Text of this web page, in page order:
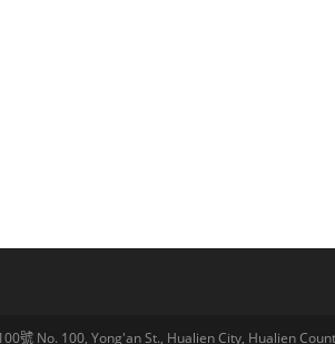
號 No. 100, Yong'an St., Hualien City, Hualien